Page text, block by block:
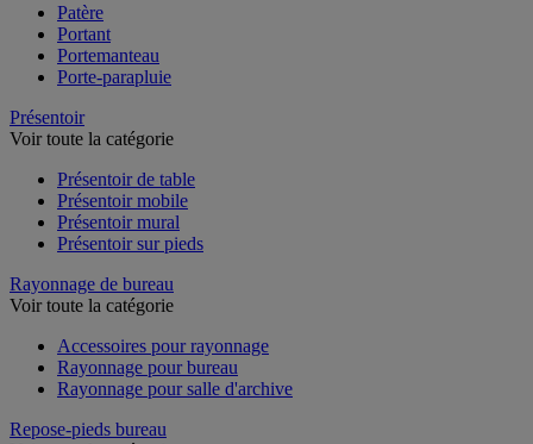
Patère
Portant
Portemanteau
Porte-parapluie
Présentoir
Voir toute la catégorie
Présentoir de table
Présentoir mobile
Présentoir mural
Présentoir sur pieds
Rayonnage de bureau
Voir toute la catégorie
Accessoires pour rayonnage
Rayonnage pour bureau
Rayonnage pour salle d'archive
Repose-pieds bureau